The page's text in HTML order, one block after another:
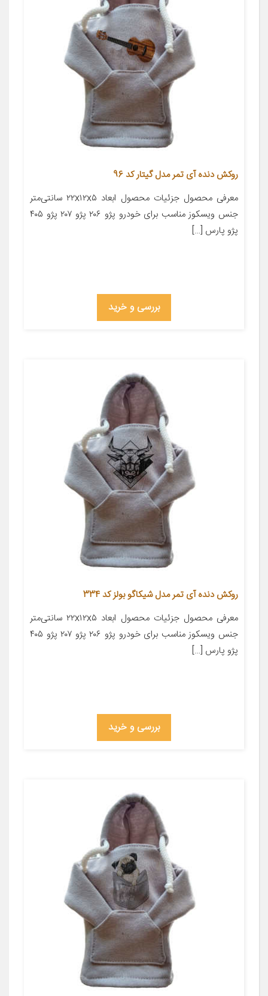
روکش دنده آی تمر مدل گیتار کد 96
معرفی محصول جزئیات محصول ابعاد ۲۲x۱۲x۵ سانتی‌متر
جنس ویسکوز مناسب برای خودرو پژو ۲۰۶ پژو ۲۰۷ پژو ۴۰۵
پژو پارس […]
بررسی و خرید
روکش دنده آی تمر مدل شیکاگو بولز کد 334
معرفی محصول جزئیات محصول ابعاد ۲۲x۱۲x۵ سانتی‌متر
جنس ویسکوز مناسب برای خودرو پژو ۲۰۶ پژو ۲۰۷ پژو ۴۰۵
پژو پارس […]
بررسی و خرید